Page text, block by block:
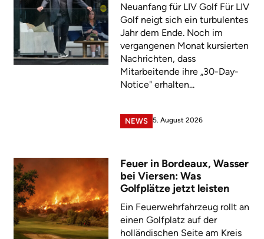
Neuanfang für LIV Golf Für LIV
Golf neigt sich ein turbulentes
Jahr dem Ende. Noch im
vergangenen Monat kursierten
Nachrichten, dass
Mitarbeitende ihre „30-Day-
Notice" erhalten...
NEWS 5. August 2026
Feuer in Bordeaux, Wasser
bei Viersen: Was
Golfplätze jetzt leisten
Ein Feuerwehrfahrzeug rollt an
einen Golfplatz auf der
holländischen Seite am Kreis